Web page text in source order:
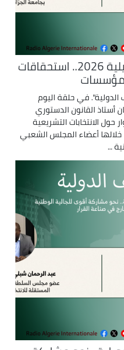
تشريعيات 2 جويلية 2026.. استحقاقات
في حلقة اليوم
القانون الدستوري
حول الانتخابات التشريعية
خلالها أعضاء المجلس الشعبي
...